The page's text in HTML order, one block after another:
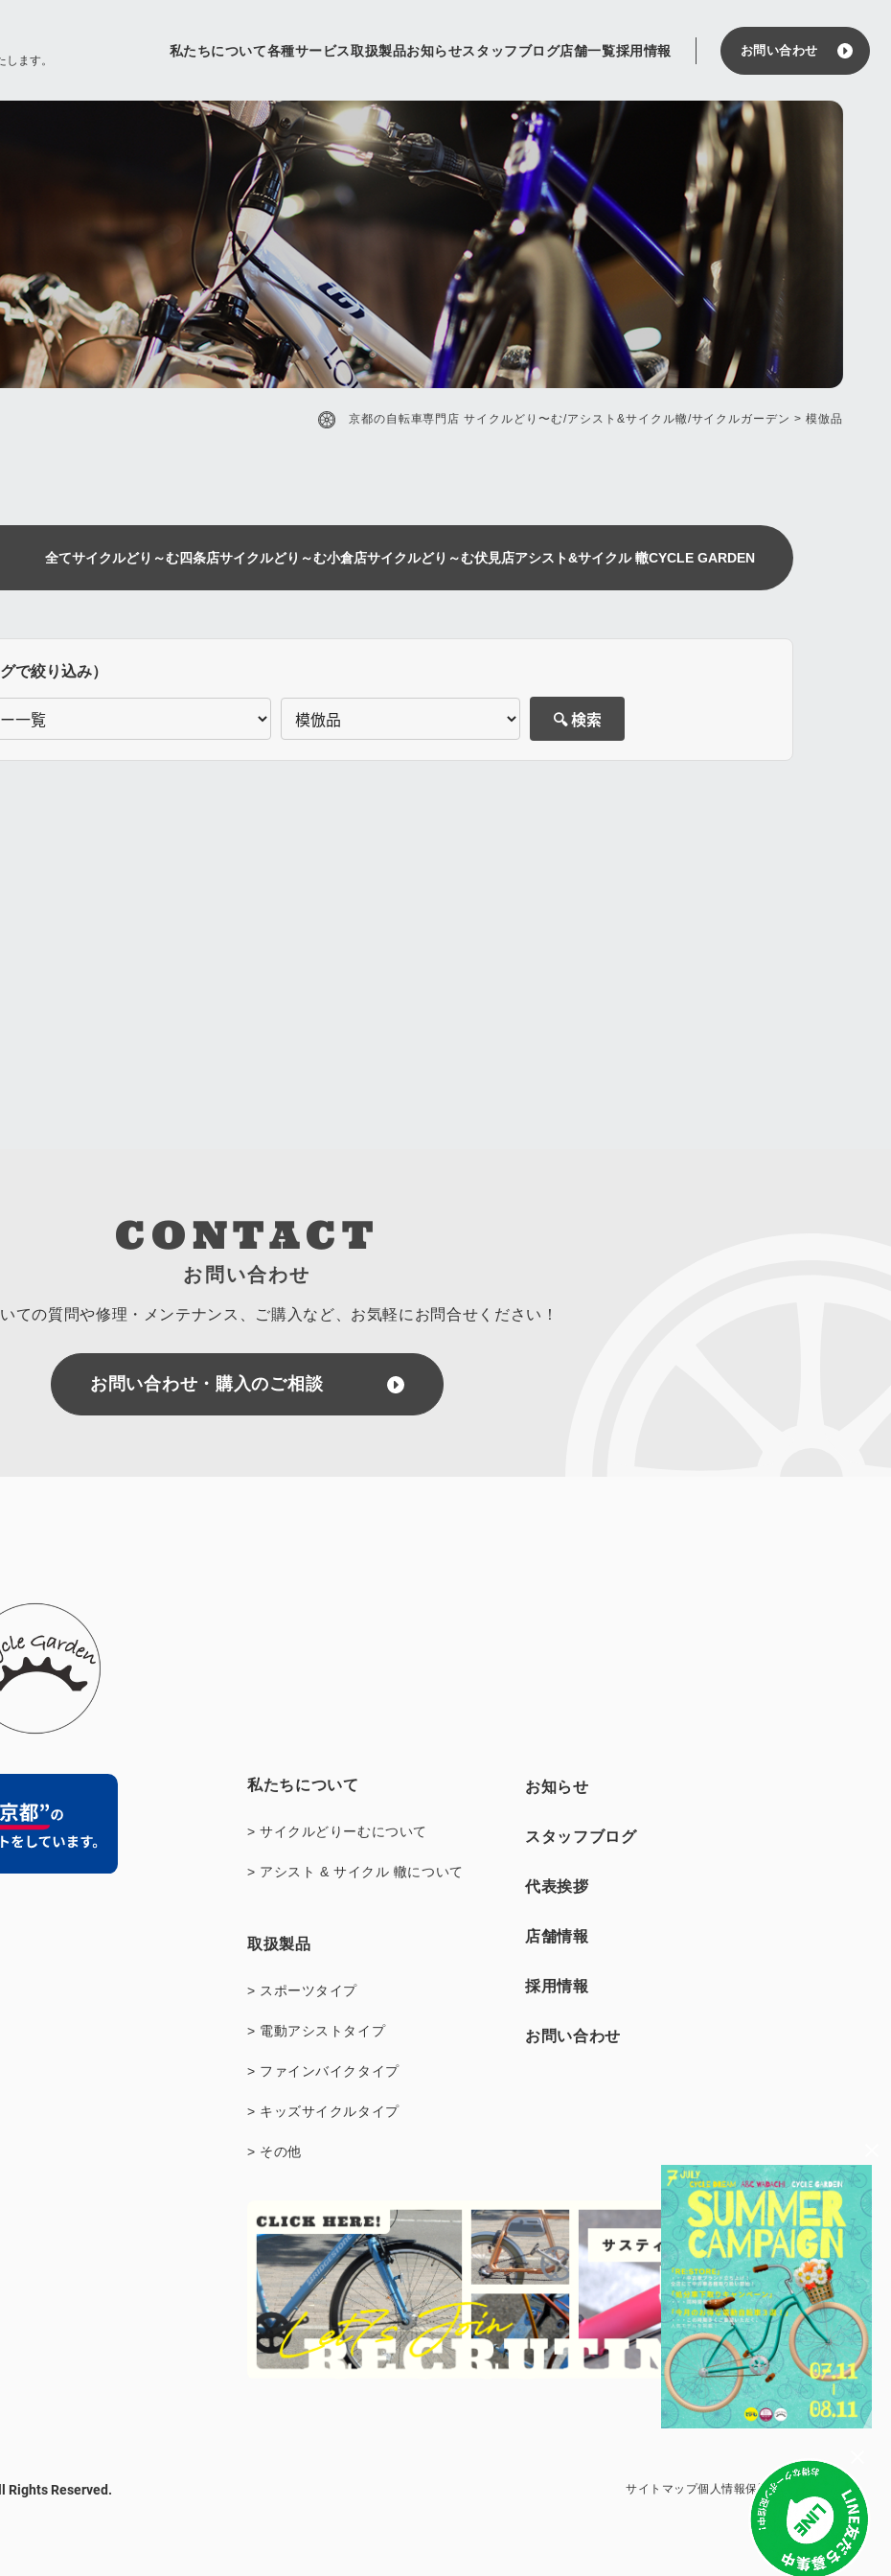
ます。
私たちについて各種サービス取扱製品お知らせスタッフブログ店舗一覧採用情報 お問い合わせ
京都の自転車専門店 サイクルどり〜む/アシスト&サイクル轍/サイクルガーデン >模倣品
全てサイクルどり～む四条店サイクルどり～む小倉店サイクルどり～む伏見店アシスト&サイクル 轍CYCLE GARDEN
CONTACT
お問い合わせ
ての質問や修理・メンテナンス、ご購入など、 お気軽にお問合せください！
お問い合わせ・購入のご相談
私たちについて
> サイクルどりーむについて
> アシスト & サイクル 轍について
取扱製品
> スポーツタイプ
> 電動アシストタイプ
> ファインバイクタイプ
> キッズサイクルタイプ
> その他
お知らせ
スタッフブログ
代表挨拶
店舗情報
採用情報
お問い合わせ
Rights Reserved. サイトマップ個人情報保護方針